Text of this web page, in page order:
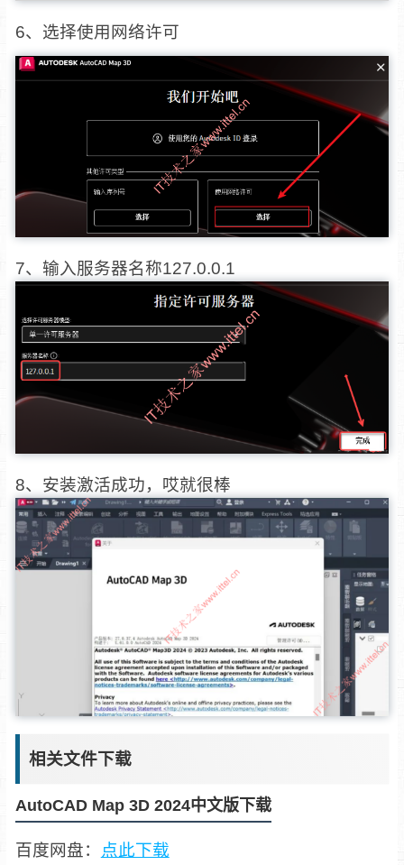
6、选择使用网络许可
7、输入服务器名称127.0.0.1
8、安装激活成功，哎就很棒
相关文件下载
AutoCAD Map 3D 2024中文版下载
百度网盘：
点此下载